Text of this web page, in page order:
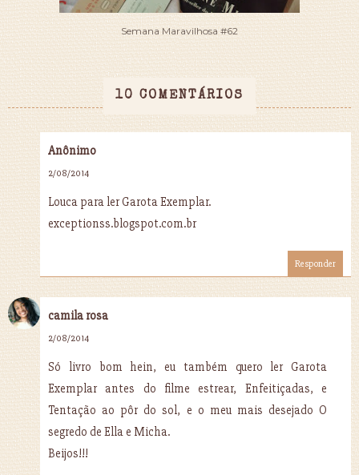
Semana Maravilhosa #62
10 COMENTÁRIOS
Anônimo
2/08/2014
Louca para ler Garota Exemplar.
exceptionss.blogspot.com.br
Responder
camila rosa
2/08/2014
Só livro bom hein, eu também quero ler Garota
Exemplar antes do filme estrear, Enfeitiçadas, e
Tentação ao pôr do sol, e o meu mais desejado O
segredo de Ella e Micha.
Beijos!!!